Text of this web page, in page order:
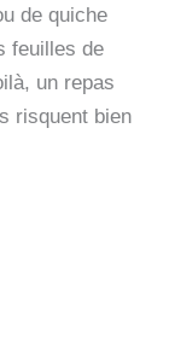
de quiche
feuilles de
un repas
risquent bien